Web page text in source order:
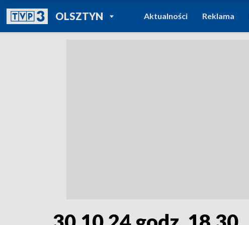
OLSZTYNPOWRÓT DO
TVP REGIONY
Aktualności Reklama